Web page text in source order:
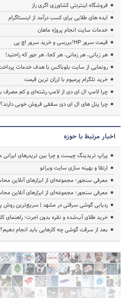
فروشگاه اینترنتی کشاورزی اگری راز
ایده های طلایی برای کسب درآمد از اینستاگرام
خدمات سایت انجام پروژه ماهان
قیمت سرور HP/بررسی و خرید سرور اچ پی
هر زبانی، هر زمانی، هر کجا، هر جور که راحتید!
رونمایی از سایت بلوباکس با هدف خدمات
خرید تلگرام پرمیوم با ارزان ترین قیمت
چرا لامپ ال ای دی از لامپ رشته‌ای و کم مصرف
چرا پنل های ال ای دی سقفی فروش خوبی دارند؟
اخبار مرتبط با حوزه
پراپ تریدینگ چیست و چرا بین تریدرهای
ارتقا و بهینه سازی سایت وبرانو
معرفی سنجور؛ مجموعه‌ای از ابزارهای آنلاین
معرفی سنجور؛ مجموعه‌ای از ابزارهای آنلاین
ردیابی گوشی سرقتی در مشهد | سریع‌ترین روش
خرید طلای آب‌شده و نقره بدون اجرت؛ راهنمای
بعد از سرقت گوشی چه کارهایی باید انجام دهیم؟